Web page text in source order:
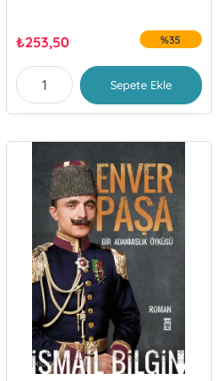
₺253,50 %35
Sepete Ekle